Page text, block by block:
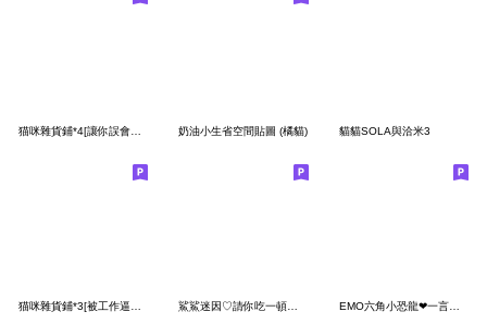
奶油小生省空間貼圖 (橘貓) 貓貓SOLA與洽米3
EMO六角小恐龍❤一言不合就情勒